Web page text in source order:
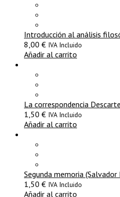
Introducción al análisis
8,00 € IVA Incluido
Añadir al carrito
La correspondencia
1,50 € IVA Incluido
Añadir al carrito
Segunda memoria (Salvador
1,50 € IVA Incluido
Añadir al carrito